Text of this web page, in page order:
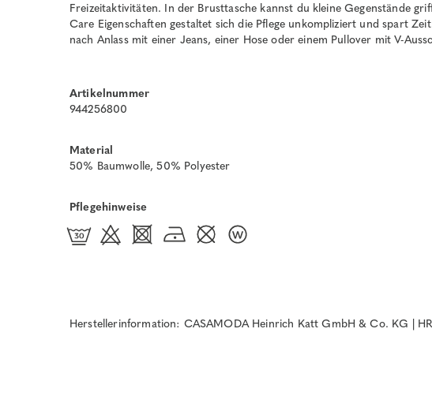
Freizeitaktivitäten. In der Brusttasche kannst du kleine Gegenstände
Care Eigenschaften gestaltet sich die Pflege unkompliziert und spart
nach Anlass mit einer Jeans, einer Hose oder einem Pullover mit V-
Artikelnummer
944256800
Material
50% Baumwolle, 50% Polyester
Pflegehinweise
Herstellerinformation: CASAMODA Heinrich Katt GmbH & Co. KG |